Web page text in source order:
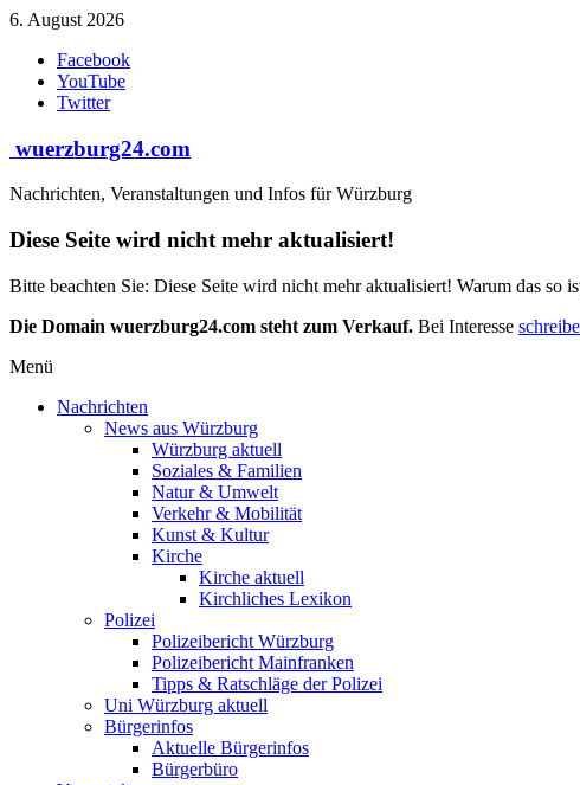
Zum
springen
6. August 2026
Facebook
YouTube
Twitter
wuerzburg24.com
Nachrichten, Veranstaltungen und Infos für Würzburg
Diese Seite wird nicht mehr aktualisiert!
Bitte beachten Sie: Diese Seite wird nicht mehr aktualisiert! Warum das so
Die Domain wuerzburg24.com steht zum Verkauf. Bei Interesse
Menü
Nachrichten
News aus Würzburg
Würzburg aktuell
Soziales & Familien
Natur & Umwelt
Verkehr & Mobilität
Kunst & Kultur
Kirche
Kirche aktuell
Kirchliches Lexikon
Polizei
Polizeibericht Würzburg
Polizeibericht Mainfranken
Tipps & Ratschläge der Polizei
Uni Würzburg aktuell
Bürgerinfos
Aktuelle Bürgerinfos
Bürgerbüro